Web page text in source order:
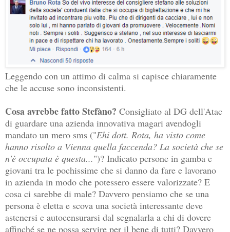
Leggendo con un attimo di calma si capisce chiaramente
che le accuse sono inconsistenti.
Cosa avrebbe fatto Stefàno? Consigliato al DG dell'Atac
di guardare una azienda innovativa magari avendogli
mandato un mero sms ("Ehi dott. Rota, ha visto come
hanno risolto a Vienna quella faccenda? La società che se
n'è occupata è questa...")? Indicato persone in gamba e
giovani tra le pochissime che si danno da fare e lavorano
in azienda in modo che potessero essere valorizzate? E
cosa ci sarebbe di male? Davvero pensiamo che se una
persona è eletta e scova una società interessante deve
astenersi e autocensurarsi dal segnalarla a chi di dovere
affinché se ne possa servire per il bene di tutti? Davvero